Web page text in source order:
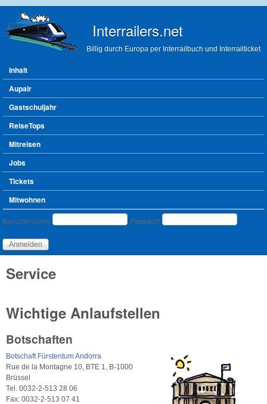
Interrailers.net
Billig durch Europa per Interrailbuch und Interrailticket
Hauptmenü
Inhalt
Aupair
Gastschuljahr
ReiseTops
Mitreisen
Jobs
Tickets
Mitwohnen
Benutzeranmeldung
Benutzername Passwort
Service
Wichtige Anlaufstellen
Botschaften
Botschaft Fürstentum Andorra
Rue de la Montagne 10, BTE 1, B-1000
Brüssel
Tel. 0032-2-513 28 06
Fax: 0032-2-513 07 41